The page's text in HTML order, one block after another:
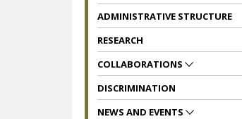
ADMINISTRATIVE STRUCTURE
RESEARCH
COLLABORATIONS
DISCRIMINATION
NEWS AND EVENTS